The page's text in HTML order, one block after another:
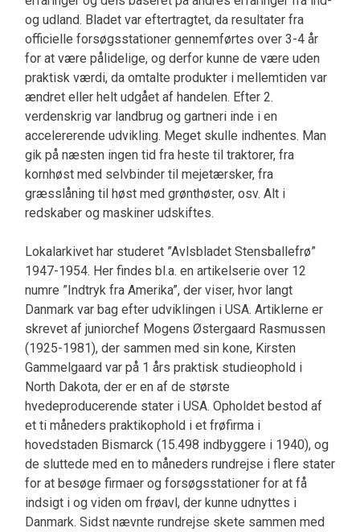
og udland. Bladet var eftertragtet, da resultater fra
officielle forsøgsstationer gennemførtes over 3-4 år
for at være pålidelige, og derfor kunne de være uden
praktisk værdi, da omtalte produkter i mellemtiden var
ændret eller helt udgået af handelen. Efter 2.
verdenskrig var landbrug og gartneri inde i en
accelererende udvikling. Meget skulle indhentes. Man
gik på næsten ingen tid fra heste til traktorer, fra
kornhøst med selvbinder til mejetærsker, fra
græsslåning til høst med grønthøster, osv. Alt i
redskaber og maskiner udskiftes.
Lokalarkivet har studeret ”Avlsbladet Stensballefrø”
1947-1954. Her findes bl.a. en artikelserie over 12
numre ”Indtryk fra Amerika”, der viser, hvor langt
Danmark var bag efter udviklingen i USA. Artiklerne er
skrevet af juniorchef Mogens Østergaard Rasmussen
(1925-1981), der sammen med sin kone, Kirsten
Gammelgaard var på 1 års praktisk studieophold i
North Dakota, der er en af de største
hvedeproducerende stater i USA. Opholdet bestod af
et ti måneders praktikophold i et frøfirma i
hovedstaden Bismarck (15.498 indbyggere i 1940), og
de sluttede med en to måneders rundrejse i flere stater
for at besøge firmaer og forsøgsstationer for at få
indsigt i og viden om frøavl, der kunne udnyttes i
Danmark. Sidst nævnte rundrejse skete sammen med